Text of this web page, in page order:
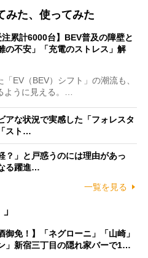
みた、使ってみた
注累計6000台】BEV普及の障壁と
の不安」「充電のストレス」解
EV（BEV）シフト」の潮流も、
ように見える。…
アな状況で実感した「フォレスタ
スト…
？」と戸惑うのには理由があっ
る躍進…
一覧を見る
御免！】「ネグローニ」「山崎」
」新宿三丁目の隠れ家バーで1…